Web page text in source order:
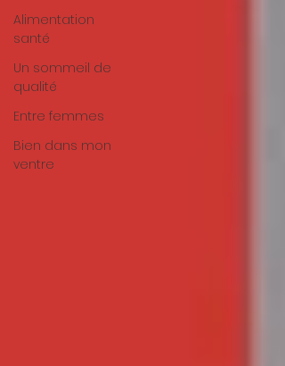
Alimentation
santé
Un sommeil de
qualité
Entre femmes
Bien dans mon
ventre